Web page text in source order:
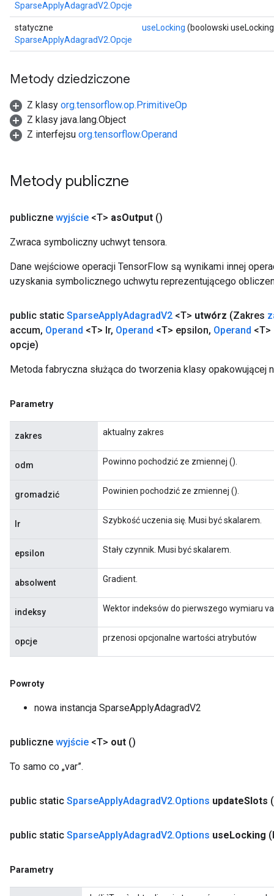
SparseApplyAdagradV2.Opcje
statyczne
SparseApplyAdagradV2.Opcje
useLocking (boolowski
Metody dziedziczone
Z klasy org.tensorflow.op.PrimitiveOp
Z klasy java.lang.Object
Z interfejsu org.tensorflow.Operand
Metody publiczne
publiczne wyjście <T> asOutput ()
Zwraca symboliczny uchwyt tensora.
Dane wejściowe operacji TensorFlow są wynikami innej
uzyskania symbolicznego uchwytu reprezentującego
public static SparseApplyAdagradV2 <T> utwórz (Zakres
accum, Operand <T> lr, Operand <T> epsilon, Operand
opcje)
Metoda fabryczna służąca do tworzenia klasy opakowującej
Parametry
zakres aktualny zakres
odm Powinno pochodzić ze zmiennej ().
gromadzić Powinien pochodzić ze zmiennej ().
lr Szybkość uczenia się. Musi być skalarem.
epsilon Stały czynnik. Musi być skalarem.
absolwent Gradient.
indeksy Wektor indeksów do pierwszego wymiaru
opcje przenosi opcjonalne wartości atrybutów
Powroty
nowa instancja SparseApplyAdagradV2
publiczne wyjście <T> out ()
To samo co „var”.
public static SparseApplyAdagradV2.Options updateSlots
public static SparseApplyAdagradV2.Options useLocking
Parametry